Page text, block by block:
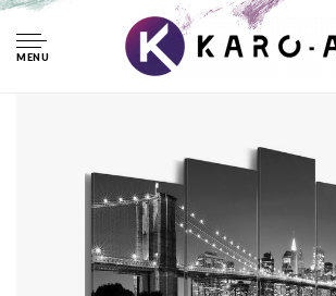
MENU
Schilderij - Dromen over New York in